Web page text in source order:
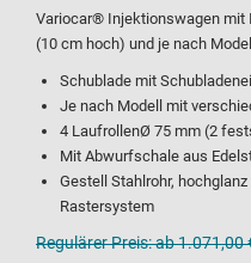
Variocar® Injektionswagen mit
(10 cm hoch) und je nach
Schublade mit
Je nach Modell mit
4 LaufrollenØ 75 mm (2
Mit Abwurfschale aus
Gestell Stahlrohr,
Rastersystem
Regulärer Preis:ab 1.071,00